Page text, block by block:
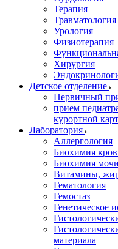
Терапия
Урология
Физиотерапия
Хирургия
Детское отделение
Первичный
прием
курортной
Лаборатория
Аллергология
Биохимия
Биохимия мочи
Витамины,
Гематология
Гемостаз
Генетическое
материала